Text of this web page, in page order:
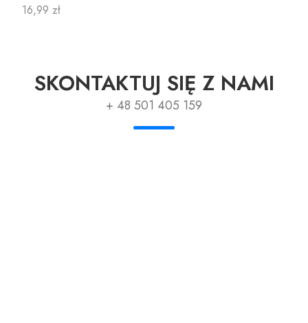
Cena
16,99 zł
SKONTAKTUJ SIĘ Z NAMI
+ 48 501 405 159